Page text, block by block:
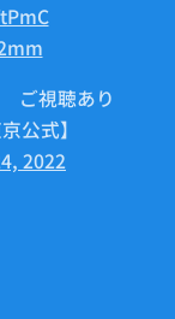
ご視聴あり
公式】
2022